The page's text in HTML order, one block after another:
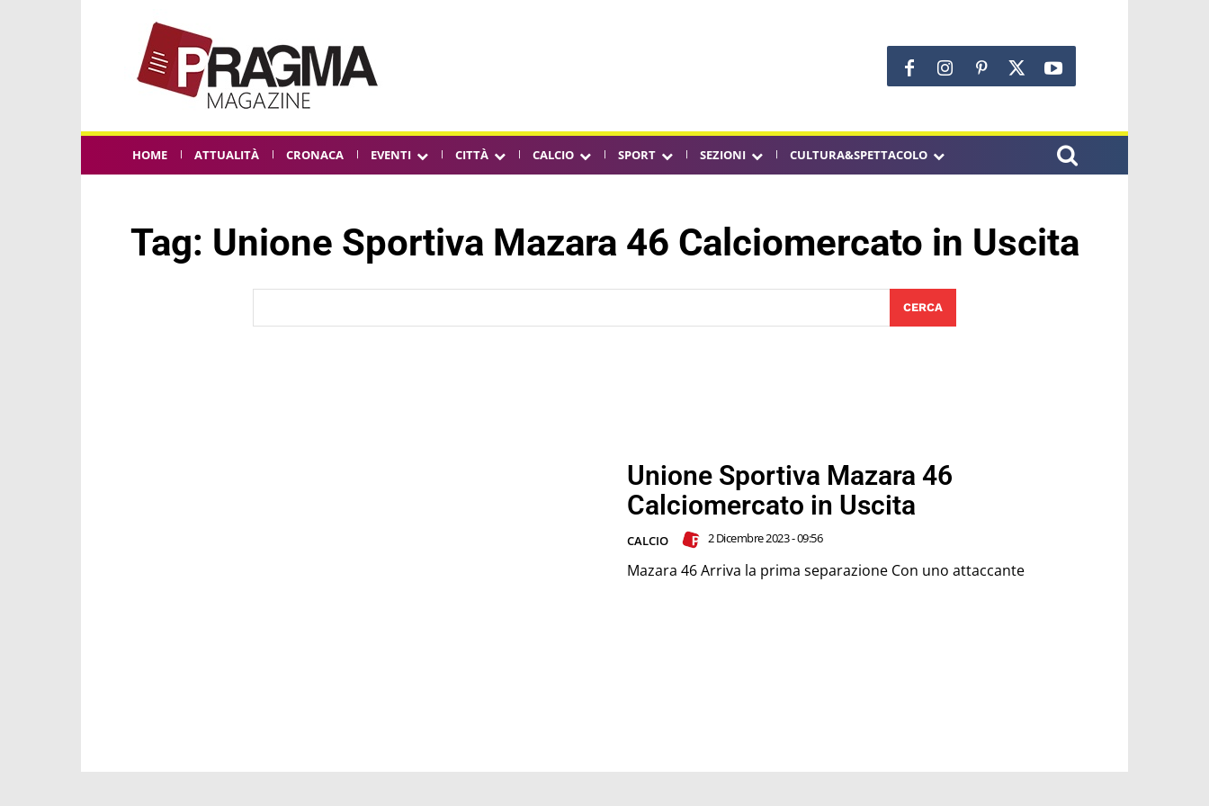
HOME ATTUALITÀ CRONACA EVENTI CITTÀ CALCIO SPORT SEZIONI CULTURA&SPETTACOLO
Tag: Unione Sportiva Mazara 46 Calciomercato in Uscita
CERCA
Unione Sportiva Mazara 46
Calciomercato in Uscita
CALCIO 2 Dicembre 2023 - 09:56
Mazara 46 Arriva la prima separazione Con uno attaccante